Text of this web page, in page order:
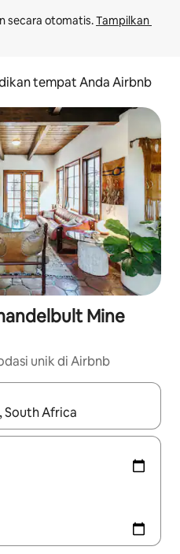
secara otomatis. Tampilkan
tempat Anda Airbnb
Mine
unik di Airbnb
telusuri dengan tombol panah